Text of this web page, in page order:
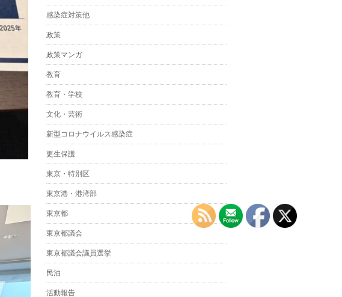
感染症対策他
政策
政策マンガ
教育
教育・学校
文化・芸術
新型コロナウイルス感染症
更生保護
東京・特別区
東京港・港湾部
東京都
東京都議会
東京都議会議員選挙
民泊
活動報告